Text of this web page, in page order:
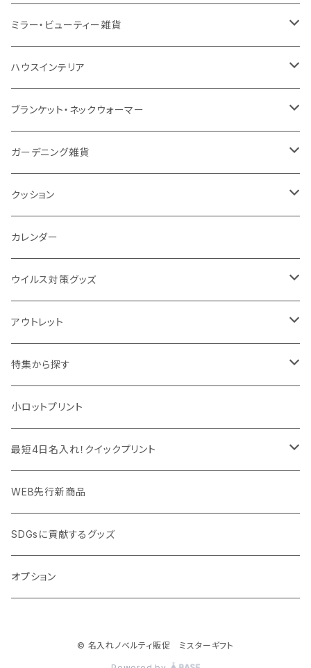
EVA
防水
ナイロン
コーヒー配合タンブラー
カスタムデザインタンブラー
プラスチック
陶器
磁器マグ・湯呑
カスタムデザイン
ドリンク用品
保存容器
キッチンツール
ペンケース
メモ
ノート
付箋
トレイ
パットカバー、ブックカバー
IDケース、パスケース、コインケース
デスク周辺
ラジオ・スピーカー
ハンディライト
デスクライト
付属ライト
ランタン
非常食
チャージャー
充電器
モバイルスタンド
モバイルリング
アクセサリー・スマホケース
タッチペン
USBケーブル・ハブ
イヤホン・ヘッドフォン
マウスパッド
モバイル周辺グッズ
PC周辺グッズ
ミラー・ビューティー雑貨
折りたたみ式ミラー
スライド式ミラー
ケース付きミラー
手持ちミラー
ビューティー雑貨
ハウスインテリア
ピクチャーボード、ポスター
フォトフレーム、スタンド
キーホルダー
時計
ブランケット・ネックウォーマー
ブランケット
ネックウォーマー
マフラー・ストール
ガーデニング雑貨
F.O.B COOP
クッション
折りたたみクッション
カレンダー
ウイルス対策グッズ
除菌グッズ
パーテーション
マスク・フェイスシールド
測定・測量用品
加湿器・オゾン発生器
ウイルス対策消耗品
ウイルス対策備品
アウトレット
アウトレット
ドリンクフェア
ボトル・タンブラー
ポーチ・巾着
タオル・ブランケット
その他雑貨品
特集から探す
エンタメグッズ・イベント会場物販品
ご当地グッズ・オリジナルお土産品
フルカラー印刷ノベルティ
予算消化・備品におすすめグッズ
展示会・説明会ノベルティ
小ロットプリント
最短4日名入れ！クイックプリント
クイック印刷対応トートバッグ・エコバッグ
クイック印刷対応ポーチ・巾着
クイック印刷対応ボトル
WEB先行新商品
SDGsに貢献するグッズ
オプション
© 名入れノベルティ販促 ミスターギフト